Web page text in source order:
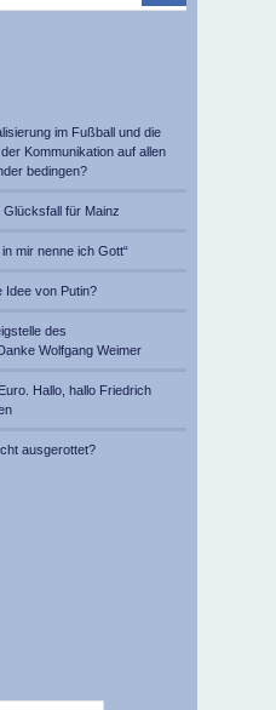
im Fußball und die
Kommunikation auf allen
bedingen?
für Mainz
mir nenne ich Gott“
Idee von Putin?
des
Wolfgang Weimer
Hallo, hallo Friedrich
ausgerottet?